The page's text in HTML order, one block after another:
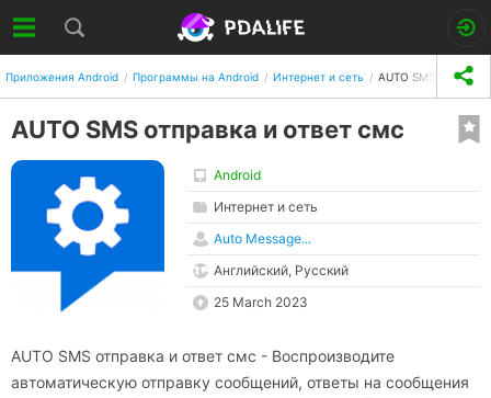
Приложения Android Программы на Android Интернет и сеть AUTO SMS
AUTO SMS отправка и ответ смс
Android
Интернет и сеть
Auto Message...
Английский, Русский
25 March 2023
AUTO SMS отправка и ответ смс - Воспроизводите
автоматическую отправку сообщений, ответы на сообщения